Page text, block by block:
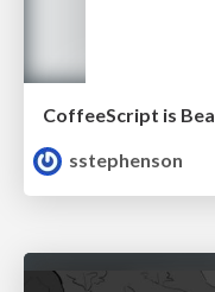
sstephenson